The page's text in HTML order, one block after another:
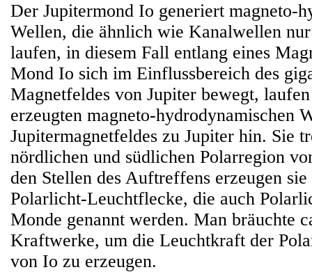
Der Jupitermond Io generiert magneto-
Wellen, die ähnlich wie Kanalwellen
laufen, in diesem Fall entlang eines
Mond Io sich im Einflussbereich des
Magnetfeldes von Jupiter bewegt,
erzeugten magneto-hydrodynamischen
Jupitermagnetfeldes zu Jupiter hin. Sie
nördlichen und südlichen Polarregion
den Stellen des Auftreffens erzeugen
Polarlicht-Leuchtflecke, die auch
Monde genannt werden. Man bräuchte
Kraftwerke, um die Leuchtkraft der
von Io zu erzeugen.